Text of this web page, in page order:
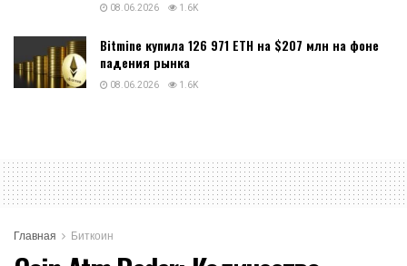
08.06.2026 1.6K
Bitmine купила 126 971 ETH на $207 млн на фоне
падения рынка
08.06.2026 1.6K
Главная Биткоин